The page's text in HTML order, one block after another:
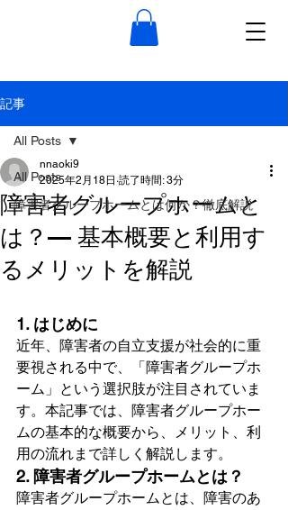
記事
All Posts
障害者グループホームとは何か？徹底解説
All Posts
障害者グループホームと
は？— 基本概要と利用す
るメリットを解説
nnaoki9
2025年2月18日 読了時間: 3分
1. はじめに
近年、障害者の自立支援が社会的に重
要視される中で、「障害者グループホ
ーム」という選択肢が注目されていま
す。本記事では、障害者グループホー
ムの基本的な概要から、メリット、利
用の流れまで詳しく解説します。
2. 障害者グループホームとは？
障害者グループホームとは、障害のあ